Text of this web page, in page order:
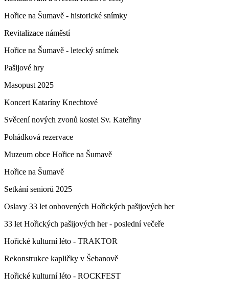
Hořice na Šumavě - historické snímky
Revitalizace náměstí
Hořice na Šumavě - letecký snímek
Pašijové hry
Masopust 2025
Koncert Kataríny Knechtové
Svěcení nových zvonů kostel Sv. Kateřiny
Pohádková rezervace
Muzeum obce Hořice na Šumavě
Hořice na Šumavě
Setkání seniorů 2025
Oslavy 33 let onbovených Hořických pašijových her
33 let Hořických pašijových her - poslední večeře
Hořické kulturní léto - TRAKTOR
Rekonstrukce kapličky v Šebanově
Hořické kulturní léto - ROCKFEST